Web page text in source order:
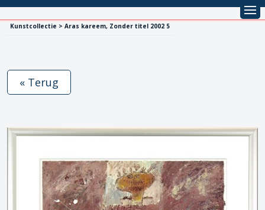
Kunstcollectie > Aras kareem, Zonder titel 2002 5
« Terug